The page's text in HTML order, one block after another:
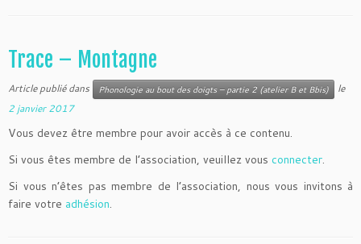
Trace – Montagne
Article publié dans Phonologie au bout des doigts – partie 2 (atelier B et Bbis)
le
2 janvier 2017
Vous devez être membre pour avoir accès à ce contenu.
Si vous êtes membre de l’association, veuillez vous connecter.
Si vous n’êtes pas membre de l’association, nous vous invitons à
faire votre adhésion.